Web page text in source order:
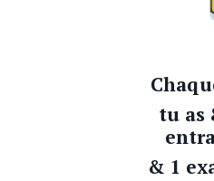
tu as
& 1